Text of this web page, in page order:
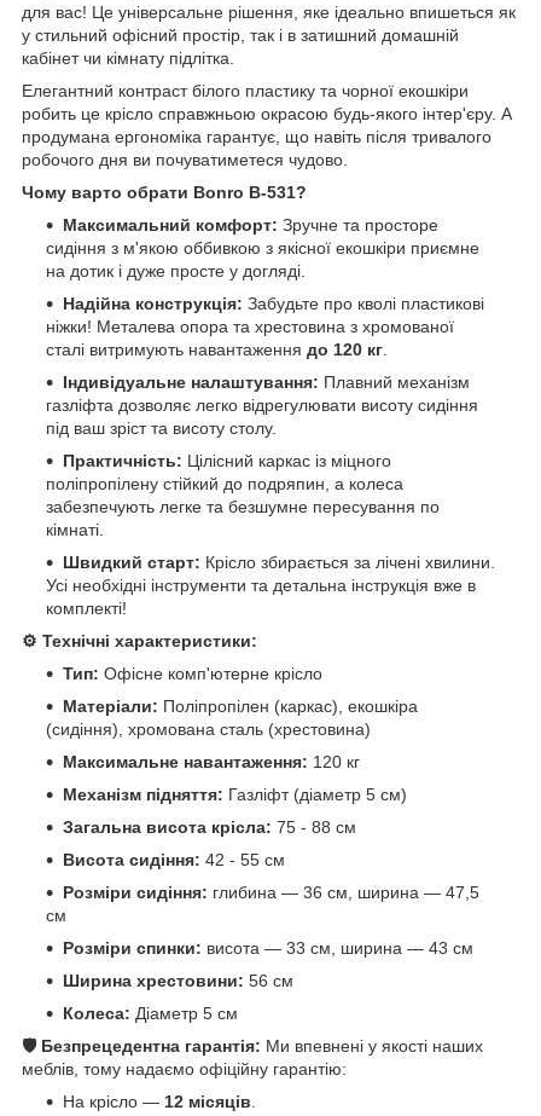
для вас! Це універсальне рішення, яке ідеально впишеться як
у стильний офісний простір, так і в затишний домашній
кабінет чи кімнату підлітка.
Елегантний контраст білого пластику та чорної екошкіри
робить це крісло справжньою окрасою будь-якого інтер'єру. А
продумана ергономіка гарантує, що навіть після тривалого
робочого дня ви почуватиметеся чудово.
Чому варто обрати Bonro B-531?
Максимальний комфорт: Зручне та просторе
сидіння з м'якою оббивкою з якісної екошкіри приємне
на дотик і дуже просте у догляді.
Надійна конструкція: Забудьте про кволі пластикові
ніжки! Металева опора та хрестовина з хромованої
сталі витримують навантаження до 120 кг
Індивідуальне налаштування: Плавний механізм
газліфта дозволяє легко відрегулювати висоту сидіння
під ваш зріст та висоту столу.
Практичність: Цілісний каркас із міцного
поліпропілену стійкий до подряпин, а колеса
забезпечують легке та безшумне пересування по
кімнаті.
Швидкий старт: Крісло збирається за лічені хвилини.
Усі необхідні інструменти та детальна інструкція вже в
комплекті!
⚙️ Технічні характеристики:
Тип: Офісне комп'ютерне крісло
Матеріали: Поліпропілен (каркас), екошкіра
(сидіння), хромована сталь (хрестовина)
Максимальне навантаження: 120 кг
Механізм підняття: Газліфт (діаметр 5 см)
Загальна висота крісла: 75 - 88 см
Висота сидіння: 42 - 55 см
Розміри сидіння: глибина — 36 см, ширина — 47,5
см
Розміри спинки: висота — 33 см, ширина — 43 см
Ширина хрестовини: 56 см
Колеса: Діаметр 5 см
🛡️ Безпрецедентна гарантія: Ми впевнені у якості наших
меблів, тому надаємо офіційну гарантію:
На крісло — 12 місяців